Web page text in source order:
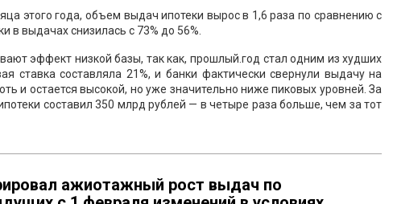
этого года, объем выдач ипотеки вырос в 1,6 раза по сравнению с
выдачах снизилась с 73% до 56%.
эффект низкой базы, так как, прошлый.год стал одним из худших
ставка составляла 21%, и банки фактически свернули выдачу на
и остается высокой, но уже значительно ниже пиковых уровней. За
составил 350 млрд рублей — в четыре раза больше, чем за тот
ажиотажный рост выдач по